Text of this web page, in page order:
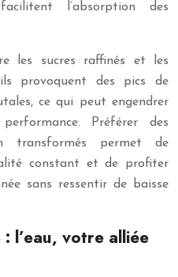
l’absorption des
les sucres raffinés et les
provoquent des pics de
ce qui peut engendrer
Préférer des
transformés permet de
constant et de profiter
sans ressentir de baisse
l’eau, votre alliée